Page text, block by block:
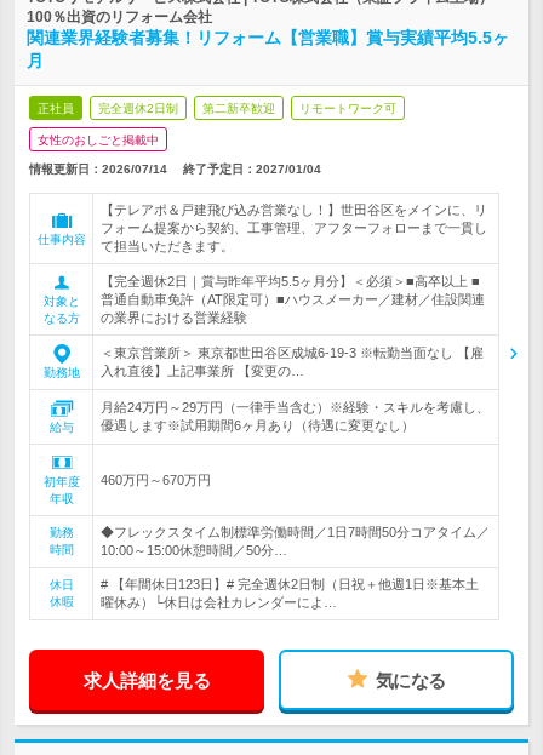
100％出資のリフォーム会社
関連業界経験者募集！リフォーム【営業職】賞与実績平均5.5ヶ
月
正社員 完全週休2日制 第二新卒歓迎 リモートワーク可
女性のおしごと掲載中
情報更新日：2026/07/14 終了予定日： 2027/01/04
仕事内容
【テレアポ＆戸建飛び込み営業なし！】世田谷区をメインに、リ
フォーム提案から契約、工事管理、アフターフォローまで一貫し
て担当いただきます。
対象と
なる方
【完全週休2日｜賞与昨年平均5.5ヶ月分】＜必須＞■高卒以上 ■
普通自動車免許（AT限定可）■ハウスメーカー／建材／住設関連
の業界における営業経験
勤務地
＜東京営業所＞ 東京都世田谷区成城6-19-3 ※転勤当面なし 【雇
入れ直後】上記事業所 【変更の…
給与
月給24万円～29万円（一律手当含む）※経験・スキルを考慮し、
優遇します※試用期間6ヶ月あり（待遇に変更なし）
初年度
年収
460万円～670万円
勤務
時間
◆フレックスタイム制標準労働時間／1日7時間50分コアタイム／
10:00～15:00休憩時間／50分…
休日
休暇
# 【年間休日123日】# 完全週休2日制（日祝＋他週1日※基本土
曜休み）└休日は会社カレンダーによ…
求人詳細を見る 気になる